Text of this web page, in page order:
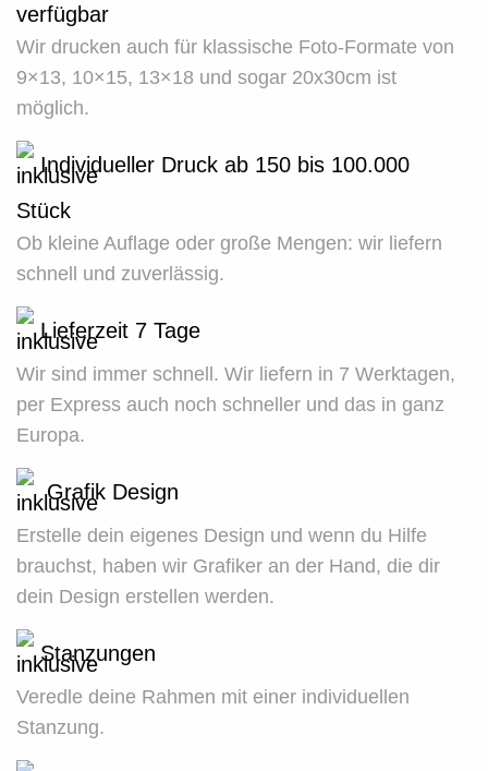
verfügbar
Wir drucken auch für klassische Foto-Formate von
9×13, 10×15, 13×18 und sogar 20x30cm ist
möglich.
Individueller Druck ab 150 bis 100.000
Stück
Ob kleine Auflage oder große Mengen: wir liefern
schnell und zuverlässig.
Lieferzeit 7 Tage
Wir sind immer schnell. Wir liefern in 7 Werktagen,
per Express auch noch schneller und das in ganz
Europa.
Grafik Design
Erstelle dein eigenes Design und wenn du Hilfe
brauchst, haben wir Grafiker an der Hand, die dir
dein Design erstellen werden.
Stanzungen
Veredle deine Rahmen mit einer individuellen
Stanzung.